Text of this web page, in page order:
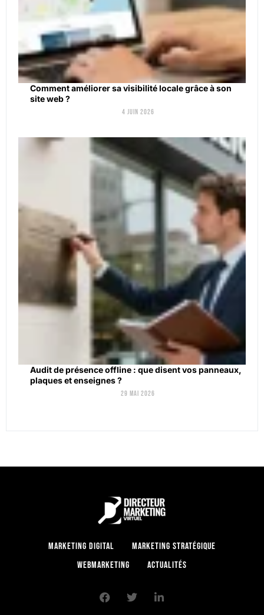
Comment améliorer sa visibilité locale grâce à son
site web ?
4 juin 2026
Audit de présence offline : que disent vos panneaux,
plaques et enseignes ?
29 mai 2026
Marketing digital
Marketing stratégique
Webmarketing
Actualités